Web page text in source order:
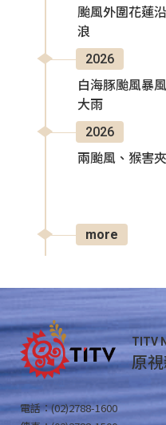
颱風外圍花蓮
浪
2026
白海豚颱風暴
大雨
2026
兩颱風、猴害
more
TITV
原
電話：(02)2788-1600